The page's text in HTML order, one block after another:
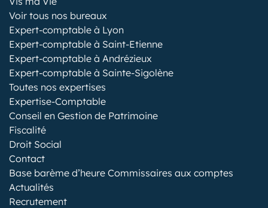
Voir tous nos bureaux
Expert-comptable à Lyon
Expert-comptable à Saint-Etienne
Expert-comptable à Andrézieux
Expert-comptable à Sainte-Sigolène
Toutes nos expertises
Expertise-Comptable
Conseil en Gestion de Patrimoine
Fiscalité
Droit Social
Contact
Base barème d’heure Commissaires aux comptes
Actualités
Recrutement